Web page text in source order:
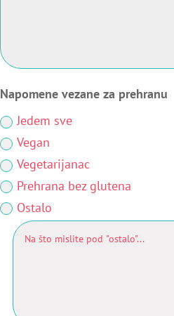
Napomene vezane za prehranu
Jedem sve
Vegan
Vegetarijanac
Prehrana bez glutena
Ostalo